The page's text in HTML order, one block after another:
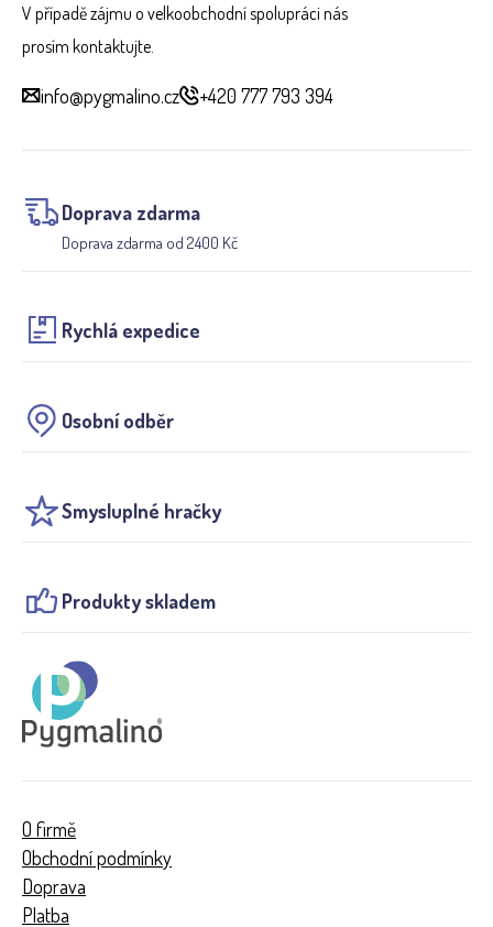
V případě zájmu o velkoobchodní spolupráci nás
prosím kontaktujte.
info@pygmalino.cz +420 777 793 394
Doprava zdarma
Doprava zdarma od 2400 Kč
Rychlá expedice
Osobní odběr
Smysluplné hračky
Produkty skladem
O firmě
Obchodní podmínky
Doprava
Platba